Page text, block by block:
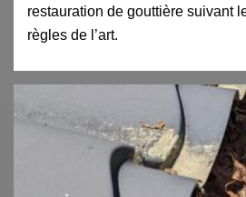
restauration de gouttière suivant
règles de l’art.